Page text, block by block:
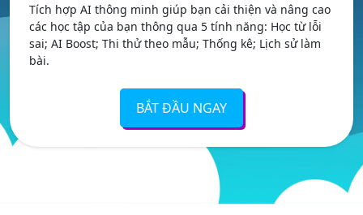
Tích hợp AI thông minh giúp bạn cải thiện và nâng cao
các học tập của bạn thông qua 5 tính năng: Học từ lỗi
sai; AI Boost; Thi thử theo mẫu; Thống kê; Lịch sử làm
bài.
BẮT ĐẦU NGAY